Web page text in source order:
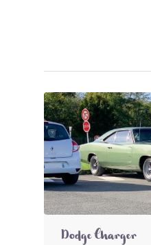
Dodge Charger